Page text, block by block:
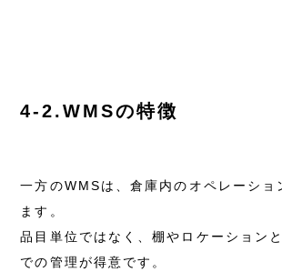
4-2.WMSの特徴
一方のWMSは、倉庫内のオペレーショ
ます。
品目単位ではなく、棚やロケーション
での管理が得意です。